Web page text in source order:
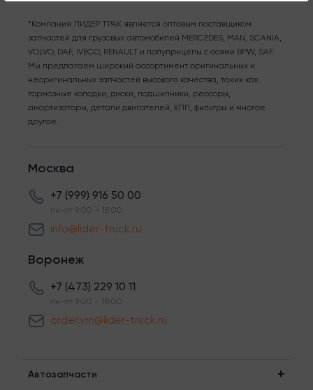
*Компания ЛИДЕР ТРАК является оптовым поставщиком
запчастей для грузовых автомобилей MERCEDES, MAN, SCANIA,
VOLVO, DAF, IVECO, RENAULT и полуприцепы с осями BPW, SAF.
Мы предлагаем широкий ассортимент оригинальных и
неоригинальных запчастей высокого качества, таких как
тормозные колодки, диски, подшипники, рессоры,
амортизаторы, детали двигателей, КПП, фильтры и многое
другое.
Москва
+7 (999) 916 50 00
пн-пт 9:00 – 18:00
info@lider-truck.ru
Воронеж
+7 (473) 229 10 11
пн-пт 9:00 – 18:00
order.vrn@lider-truck.ru
Автозапчасти